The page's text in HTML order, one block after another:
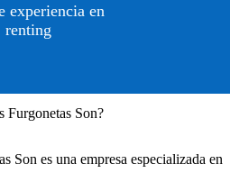
experiencia en
renting
Furgonetas Son?
Son es una empresa especializada en